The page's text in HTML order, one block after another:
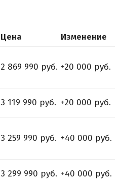
Цена
Изменение
2 869 990 руб. +20 000 руб.
3 119 990 руб. +20 000 руб.
3 259 990 руб. +40 000 руб.
3 299 990 руб. +40 000 руб.